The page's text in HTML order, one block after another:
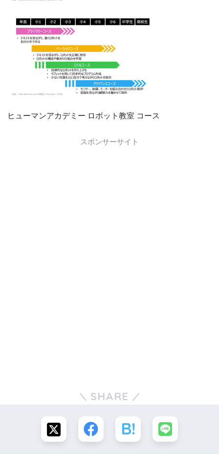
ヒューマンアカデミー ロボット教室 コース
スポンサーサイト
SHARE